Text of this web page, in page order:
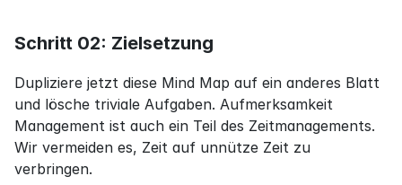
Schritt 02: Zielsetzung
Dupliziere jetzt diese Mind Map auf ein anderes Blatt
und lösche triviale Aufgaben. Aufmerksamkeit
Management ist auch ein Teil des Zeitmanagements.
Wir vermeiden es, Zeit auf unnütze Zeit zu
verbringen.